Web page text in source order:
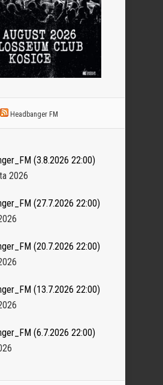
Headbanger FM
(3.8.2026 22:00)
2026
(27.7.2026 22:00)
(20.7.2026 22:00)
(13.7.2026 22:00)
(6.7.2026 22:00)